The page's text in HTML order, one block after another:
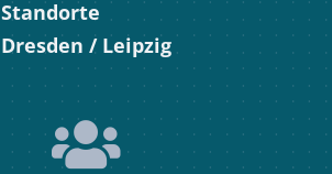
Standorte
Dresden / Leipzig